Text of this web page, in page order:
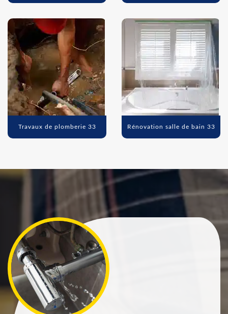
Travaux de plomberie 33 Rénovation salle de bain 33